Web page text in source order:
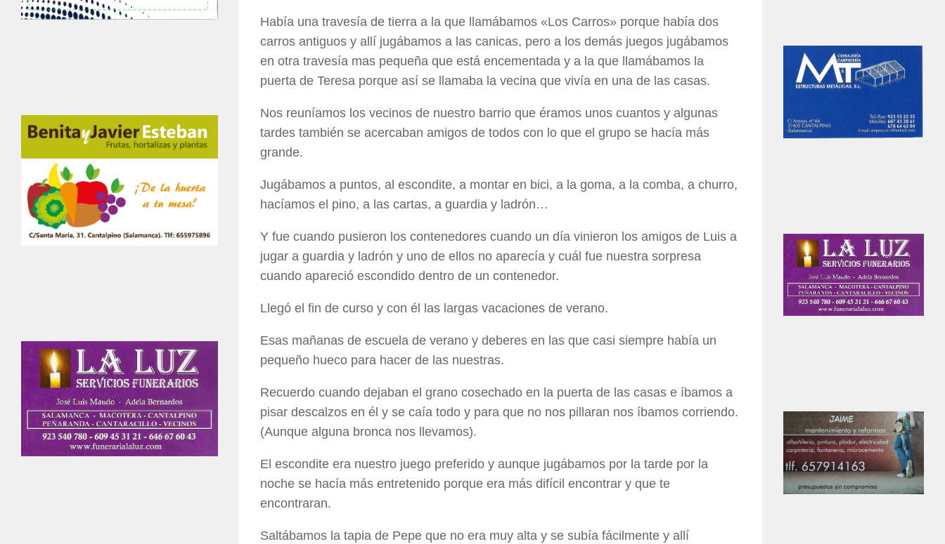
Había una travesía de tierra a la que llamábamos «Los Carros» porque había dos
carros antiguos y allí jugábamos a las canicas, pero a los demás juegos jugábamos
en otra travesía mas pequeña que está encementada y a la que llamábamos la
puerta de Teresa porque así se llamaba la vecina que vivía en una de las casas.
Nos reuníamos los vecinos de nuestro barrio que éramos unos cuantos y algunas
tardes también se acercaban amigos de todos con lo que el grupo se hacía más
grande.
Jugábamos a puntos, al escondite, a montar en bici, a la goma, a la comba, a churro,
hacíamos el pino, a las cartas, a guardia y ladrón…
Y fue cuando pusieron los contenedores cuando un día vinieron los amigos de Luis a
jugar a guardia y ladrón y uno de ellos no aparecía y cuál fue nuestra sorpresa
cuando apareció escondido dentro de un contenedor.
Llegó el fin de curso y con él las largas vacaciones de verano.
Esas mañanas de escuela de verano y deberes en las que casi siempre había un
pequeño hueco para hacer de las nuestras.
Recuerdo cuando dejaban el grano cosechado en la puerta de las casas e íbamos a
pisar descalzos en él y se caía todo y para que no nos pillaran nos íbamos corriendo.
(Aunque alguna bronca nos llevamos).
El escondite era nuestro juego preferido y aunque jugábamos por la tarde por la
noche se hacía más entretenido porque era más difícil encontrar y que te
encontraran.
Saltábamos la tapia de Pepe que no era muy alta y se subía fácilmente y allí